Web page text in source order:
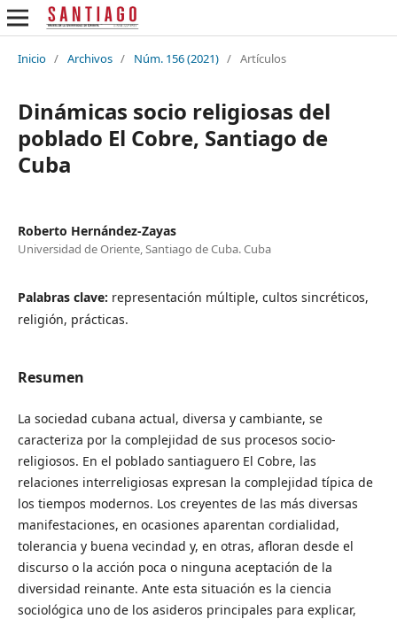
Inicio / Archivos / Núm. 156 (2021) / Artículos
Dinámicas socio religiosas del
poblado El Cobre, Santiago de
Cuba
Roberto Hernández-Zayas
Universidad de Oriente, Santiago de Cuba. Cuba
Palabras clave: representación múltiple, cultos sincréticos,
religión, prácticas.
Resumen
La sociedad cubana actual, diversa y cambiante, se
caracteriza por la complejidad de sus procesos socio-
religiosos. En el poblado santiaguero El Cobre, las
relaciones interreligiosas expresan la complejidad típica de
los tiempos modernos. Los creyentes de las más diversas
manifestaciones, en ocasiones aparentan cordialidad,
tolerancia y buena vecindad y, en otras, afloran desde el
discurso o la acción poca o ninguna aceptación de la
diversidad reinante. Ante esta situación es la ciencia
sociológica uno de los asideros principales para explicar,